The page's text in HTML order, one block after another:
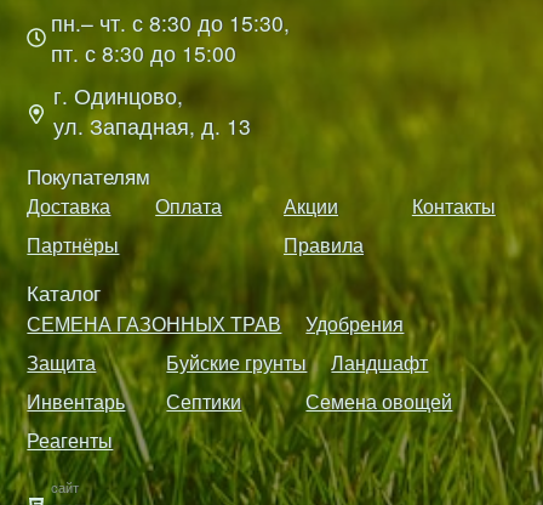
пн.– чт. с 8:30 до 15:30,
пт. с 8:30 до 15:00
г. Одинцово,
ул. Западная, д. 13
Покупателям
Доставка Оплата Акции
Контакты
Партнёры
Правила
Каталог
СЕМЕНА ГАЗОННЫХ ТРАВ
Удобрения
Защита
Буйские грунты
Ландшафт
Инвентарь
Септики
Семена овощей
Реагенты
сайт